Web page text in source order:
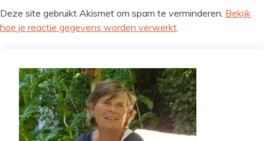
Deze site gebruikt Akismet om spam te verminderen. Bekijk
hoe je reactie gegevens worden verwerkt